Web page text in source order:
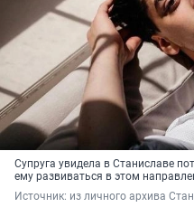
Супруга увидела в Станиславе
ему развиваться в этом
Источник: из личного архива